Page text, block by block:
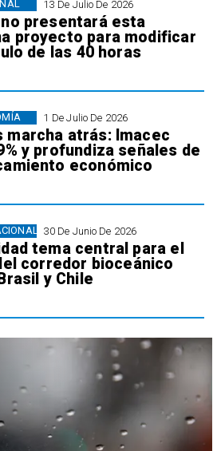
13 De Julio De 2026
presentará esta
proyecto para modificar
de las 40 horas
1 De Julio De 2026
marcha atrás: Imacec
y profundiza señales de
económico
30 De Junio De 2026
tema central para el
corredor bioceánico
y Chile